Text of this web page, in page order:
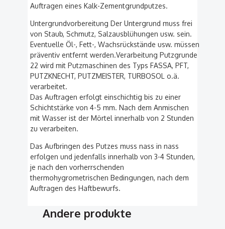
Auftragen eines Kalk-Zementgrundputzes.
Untergrundvorbereitung Der Untergrund muss frei
von Staub, Schmutz, Salzausblühungen usw. sein.
Eventuelle Öl-, Fett-, Wachsrückstände usw. müssen
präventiv entfernt werden.Verarbeitung Putzgrunde
22 wird mit Putzmaschinen des Typs FASSA, PFT,
PUTZKNECHT, PUTZMEISTER, TURBOSOL o.ä.
verarbeitet.
Das Auftragen erfolgt einschichtig bis zu einer
Schichtstärke von 4-5 mm. Nach dem Anmischen
mit Wasser ist der Mörtel innerhalb von 2 Stunden
zu verarbeiten.
Das Aufbringen des Putzes muss nass in nass
erfolgen und jedenfalls innerhalb von 3-4 Stunden,
je nach den vorherrschenden
thermohygrometrischen Bedingungen, nach dem
Auftragen des Haftbewurfs.
Andere produkte